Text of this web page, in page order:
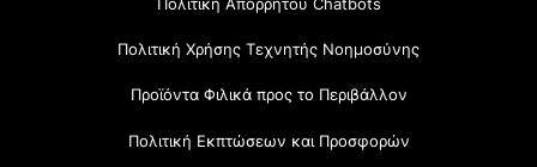
Πολιτική Χρήσης Τεχνητής Νοημοσύνης
Προϊόντα Φιλικά προς το Περιβάλλον
Πολιτική Εκπτώσεων και Προσφορών